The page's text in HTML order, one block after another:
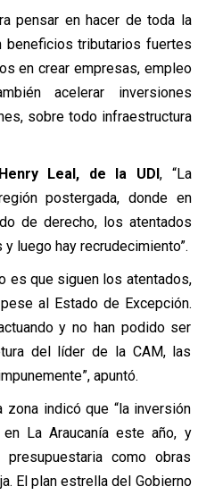
pensar en hacer de toda la
beneficios tributarios fuertes
en crear empresas, empleo
acelerar inversiones
sobre todo infraestructura
Leal, de la UDI, “La
postergada, donde en
de derecho, los atentados
luego hay recrudecimiento”.
es que siguen los atentados,
al Estado de Excepción.
y no han podido ser
del líder de la CAM, las
apuntó.
indicó que “la inversión
La Araucanía este año, y
como obras
El plan estrella del Gobierno